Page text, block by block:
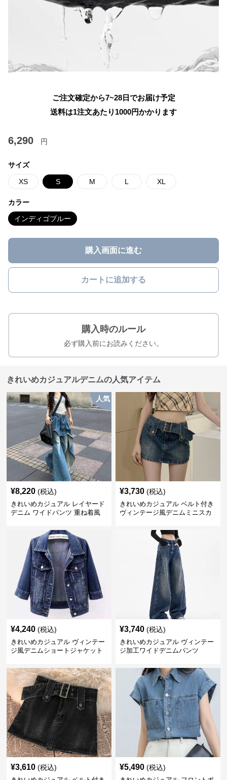
ご注文確定から7~28日でお届け予定
送料は1注文あたり 1000円かかります
6,290 円
サイズ
XS S M L XL
カラー
インディゴブルー
購入画面に進む
カートに追加する
購入時のルール
必ず購入前にお読みください。
きれいめカジュアルデニムの人気アイテム
人気
¥8,220 (税込)
きれいめカジュアル レイヤード
デニム ワイドパンツ 重ね着風
¥3,730 (税込)
きれいめカジュアル ベルト付き
ヴィンテージ風デニムミニスカ
¥4,240 (税込)
きれいめカジュアル ヴィンテー
ジ風デニムショートジャケット
¥3,740 (税込)
きれいめカジュアル ヴィンテー
ジ加工ワイドデニムパンツ
¥3,610 (税込) ¥5,490 (税込)